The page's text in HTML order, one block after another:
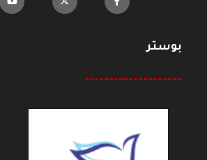
بوستر
--------------------